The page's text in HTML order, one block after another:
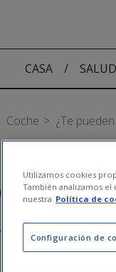
CASA / SALUD
Coche ¿Te
Utilizamos cookies
También analizamos el
nuestra Política de
Configuración de